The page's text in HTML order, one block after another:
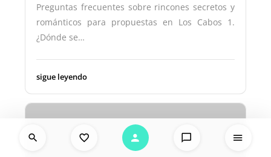
Preguntas frecuentes sobre rincones secretos y
románticos para propuestas en Los Cabos 1.
¿Dónde se…
sigue leyendo